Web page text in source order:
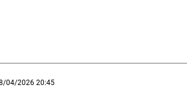
04/2026 20:45